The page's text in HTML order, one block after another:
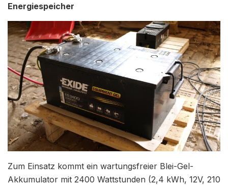
Energiespeicher
Zum Einsatz kommt ein wartungsfreier Blei-Gel-
Akkumulator mit 2400 Wattstunden (2,4 kWh, 12V, 210